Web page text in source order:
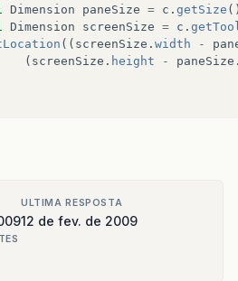
Dimension paneSize = c . getSize
Dimension screenSize = c .
(( screenSize . width -
( screenSize . height - paneSize
ULTIMA RESPOSTA
12 de fev. de 2009